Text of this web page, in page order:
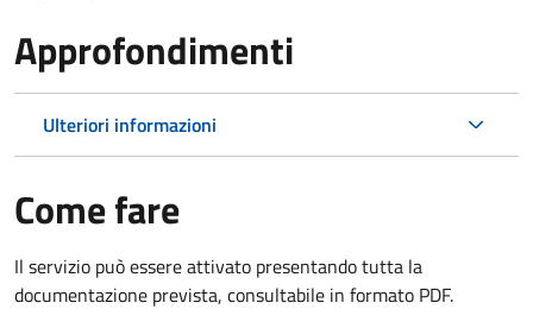
Approfondimenti
Ulteriori informazioni
Come fare
Il servizio può essere attivato presentando tutta la
documentazione prevista, consultabile in formato PDF.